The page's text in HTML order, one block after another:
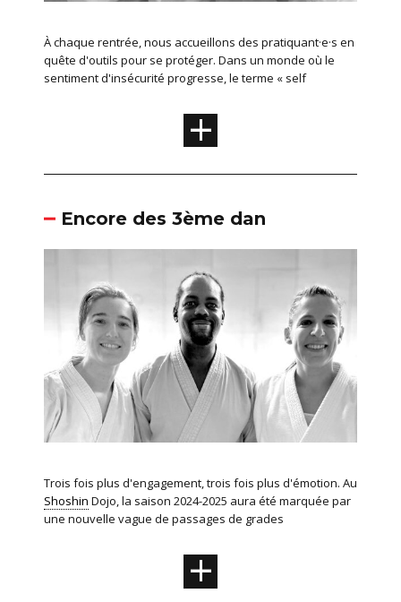
À chaque rentrée, nous accueillons des pratiquant·e·s en
quête d'outils pour se protéger. Dans un monde où le
sentiment d'insécurité progresse, le terme « self
+
Encore des 3ème dan
Trois fois plus d'engagement, trois fois plus d'émotion. Au
Shoshin Dojo, la saison 2024-2025 aura été marquée par
une nouvelle vague de passages de grades
+